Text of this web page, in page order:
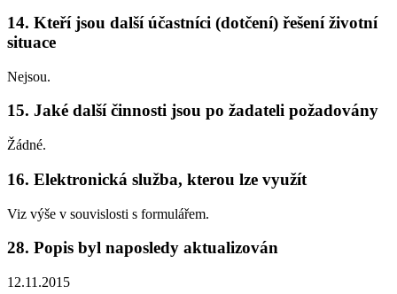
14. Kteří jsou další účastníci (dotčení) řešení životní
situace
Nejsou.
15. Jaké další činnosti jsou po žadateli požadovány
Žádné.
16. Elektronická služba, kterou lze využít
Viz výše v souvislosti s formulářem.
28. Popis byl naposledy aktualizován
12.11.2015